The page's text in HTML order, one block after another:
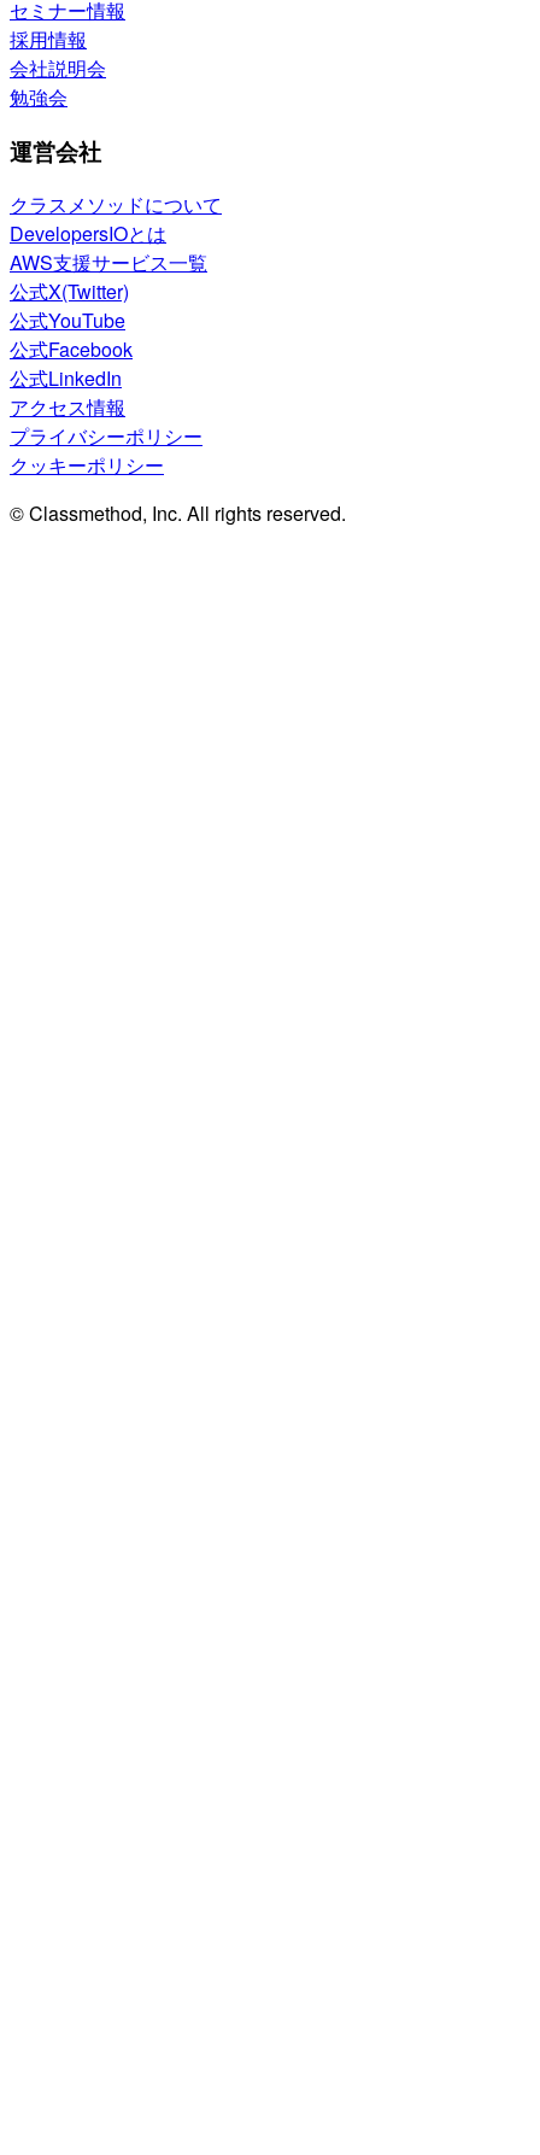
セミナー情報
採用情報
会社説明会
勉強会
運営会社
クラスメソッドについて
DevelopersIOとは
AWS支援サービス一覧
公式X(Twitter)
公式YouTube
公式Facebook
公式LinkedIn
アクセス情報
プライバシーポリシー
クッキーポリシー
© Classmethod, Inc. All rights reserved.